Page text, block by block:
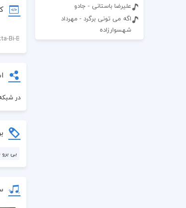
علیرضا باستانی - جادو
اگه می تونی برگرد - مهرداد
شهسوارزاده
در
بی برو